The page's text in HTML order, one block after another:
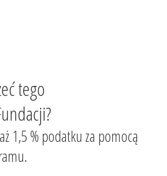
tego
1,5 % podatku za pomocą